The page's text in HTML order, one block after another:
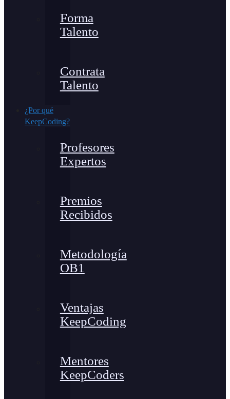
Forma
Talento
Contrata
Talento
¿Por qué
KeepCoding?
Profesores
Expertos
Premios
Recibidos
Metodología
OB1
Ventajas
KeepCoding
Mentores
KeepCoders